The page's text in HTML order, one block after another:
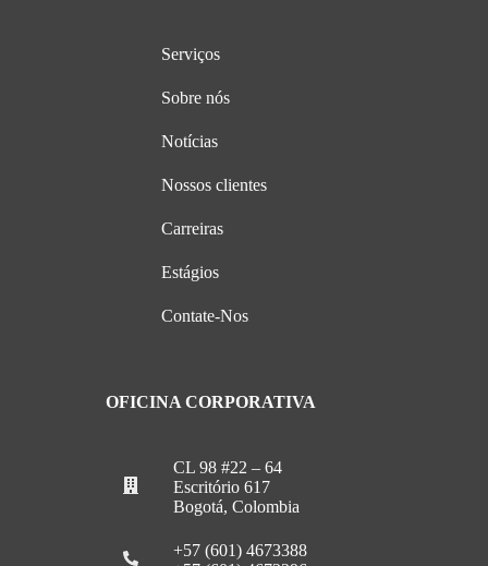
Serviços
Sobre nós
Notícias
Nossos clientes
Carreiras
Estágios
Contate-Nos
OFICINA CORPORATIVA
CL 98 #22 – 64
Escritório 617
Bogotá, Colombia
+57 (601) 4673388